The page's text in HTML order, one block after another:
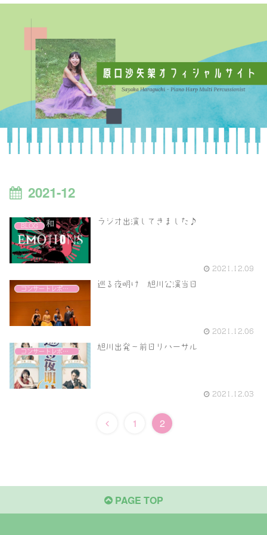
2021-12
BLOG ラジオ出演してきました♪
2021.12.09
コンサートレポート 巡る夜明け 旭川公演当日
2021.12.06
コンサートレポート 旭川出発〜前日リハーサル
2021.12.03
1 2
PAGE TOP